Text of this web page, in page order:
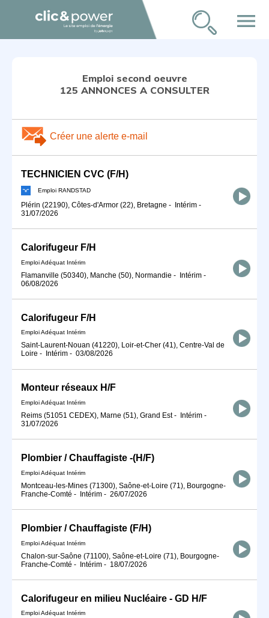
menu
Emploi second oeuvre
125 ANNONCES A CONSULTER
Créer une alerte e-mail
TECHNICIEN CVC (F/H)
Emploi RANDSTAD
Plérin (22190), Côtes-d'Armor (22), Bretagne - Intérim -
31/07/2026
Calorifugeur F/H
Emploi Adéquat Intérim
Flamanville (50340), Manche (50), Normandie - Intérim -
06/08/2026
Calorifugeur F/H
Emploi Adéquat Intérim
Saint-Laurent-Nouan (41220), Loir-et-Cher (41), Centre-Val de
Loire - Intérim - 03/08/2026
Monteur réseaux H/F
Emploi Adéquat Intérim
Reims (51051 CEDEX), Marne (51), Grand Est- Intérim -
31/07/2026
Plombier / Chauffagiste -(H/F)
Emploi Adéquat Intérim
Montceau-les-Mines (71300), Saône-et-Loire (71), Bourgogne-
Franche-Comté - Intérim - 26/07/2026
Plombier / Chauffagiste (F/H)
Emploi Adéquat Intérim
Chalon-sur-Saône (71100), Saône-et-Loire (71), Bourgogne-
Franche-Comté - Intérim - 18/07/2026
Calorifugeur en milieu Nucléaire - GD H/F
Emploi Adéquat Intérim